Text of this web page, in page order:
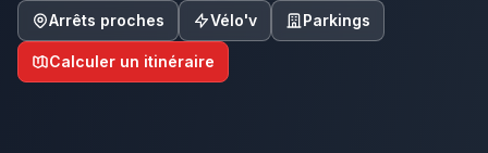
Arrêts proches Vélo'v Parkings
Calculer un itinéraire